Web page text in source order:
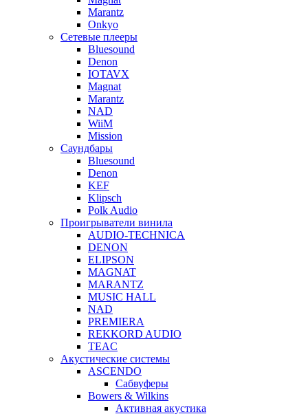
Marantz
Onkyo
Сетевые плееры
Bluesound
Denon
IOTAVX
Magnat
Marantz
NAD
WiiM
Mission
Саундбары
Bluesound
Denon
KEF
Klipsch
Polk Audio
Проигрыватели винила
AUDIO-TECHNICA
DENON
ELIPSON
MAGNAT
MARANTZ
MUSIC HALL
NAD
PREMIERA
REKKORD AUDIO
TEAC
Акустические системы
ASCENDO
Сабвуферы
Bowers & Wilkins
Активная акустика